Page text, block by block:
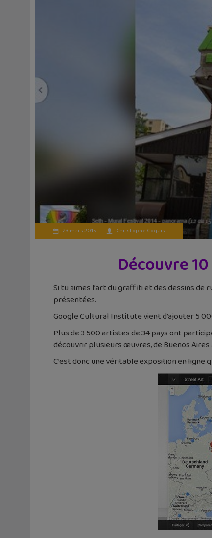
23 mars 2015 Christophe Coquis
Découvre
Si tu aimes l’art du graffiti et des dessins
présentées.
Google Cultural Institute vient d’ajouter 5
Plus de 3 500 artistes de 34 pays ont
découvrir plusieurs œuvres, de Buenos Aires
C’est donc une véritable exposition en ligne